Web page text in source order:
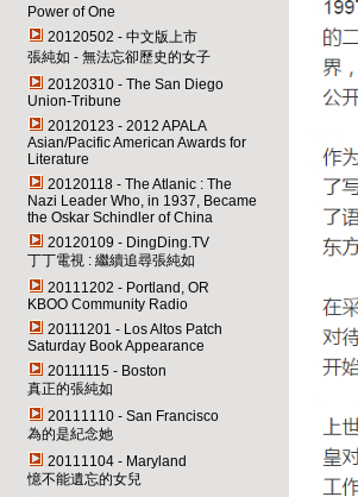
Power of One
20120502 - 中文版上市
張純如 - 無法忘卻歷史的女子
20120310 - The San Diego
Union-Tribune
20120123 - 2012 APALA
Asian/Pacific American Awards for
Literature
20120118 - The Atlanic : The
Nazi Leader Who, in 1937, Became
the Oskar Schindler of China
20120109 - DingDing.TV
丁丁電視 : 繼續追尋張純如
20111202 - Portland, OR
KBOO Community Radio
20111201 - Los Altos Patch
Saturday Book Appearance
20111115 - Boston
真正的張純如
20111110 - San Francisco
為的是紀念她
20111104 - Maryland
憶不能遺忘的女兒